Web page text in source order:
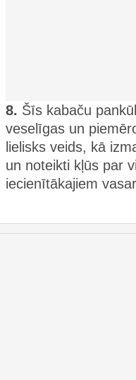
8. Šīs kabaču
veselīgas un
lielisks veids, kā
un noteikti kļūs par
iecienītākajiem